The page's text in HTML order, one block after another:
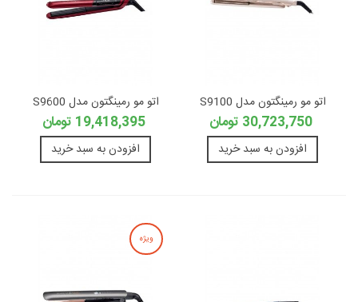
اتو مو رمینگتون مدل S9100
30,723,750 تومان
افزودن به سبد خرید
اتو مو رمینگتون مدل S9600
19,418,395 تومان
افزودن به سبد خرید
ویژه